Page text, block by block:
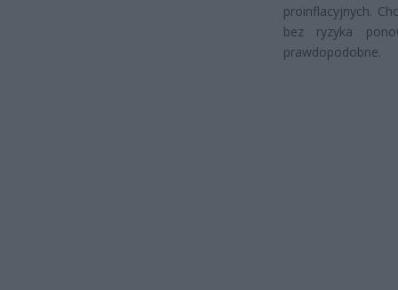
proinflacyjnych.
bez ryzyka
prawdopodobne.